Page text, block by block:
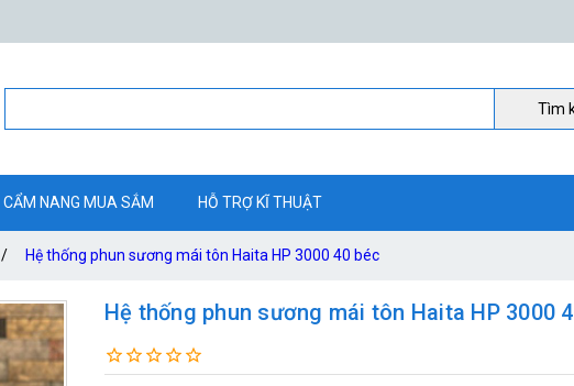
Tìm
CẨM NANG MUA SẮM HỖ TRỢ KĨ THUẬT
/ Hệ thống phun sương mái tôn Haita HP 3000 40 béc
Hệ thống phun sương mái tôn Haita HP 3000